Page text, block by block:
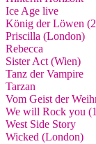
Ice Age live
König der Löwen
Priscilla (London)
Rebecca
Sister Act (Wien)
Tanz der Vampire
Tarzan
Vom Geist der
We will Rock you
West Side Story
Wicked (London)